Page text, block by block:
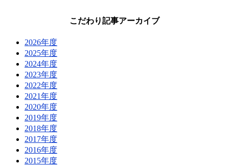
こだわり記事アーカイブ
2026年度
2025年度
2024年度
2023年度
2022年度
2021年度
2020年度
2019年度
2018年度
2017年度
2016年度
2015年度